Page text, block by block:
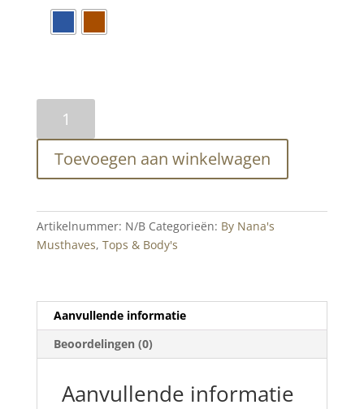
Brown
Blue
Toevoegen aan winkelwagen
Artikelnummer: N/B Categorieën: By Nana's
Musthaves, Tops & Body's
Aanvullende informatie
Beoordelingen (0)
Aanvullende informatie